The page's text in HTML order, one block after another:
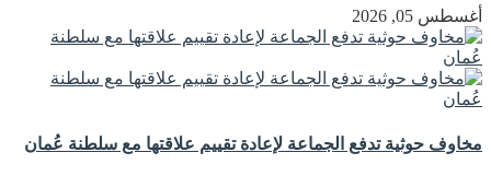
أغسطس 05, 2026
مخاوف حوثية تدفع الجماعة لإعادة تقييم علاقتها مع سلطنة عُمان